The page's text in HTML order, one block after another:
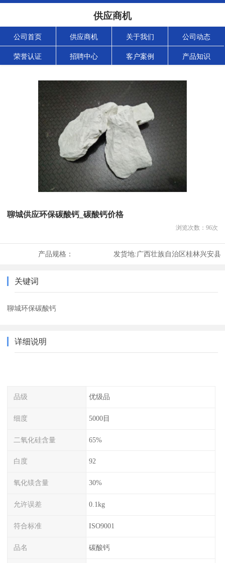
供应商机
公司首页 供应商机 关于我们 公司动态
荣誉认证 招聘中心 客户案例 产品知识
聊城供应环保碳酸钙_碳酸钙价格
浏览次数： 96次
产品规格： 发货地:广西壮族自治区桂林兴安县
关键词
聊城环保碳酸钙
详细说明
品级 优级品
细度 5000目
二氧化硅含量 65%
白度 92
氧化镁含量 30%
允许误差 0.1kg
符合标准 ISO9001
品名 碳酸钙